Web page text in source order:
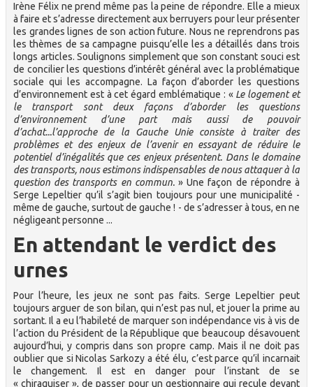
Irène Félix ne prend même pas la peine de répondre. Elle a mieux
à faire et s’adresse directement aux berruyers pour leur présenter
les grandes lignes de son action future. Nous ne reprendrons pas
les thèmes de sa campagne puisqu’elle les a détaillés dans trois
longs articles. Soulignons simplement que son constant souci est
de concilier les questions d’intérêt général avec la problématique
sociale qui les accompagne. La façon d’aborder les questions
d’environnement est à cet égard emblématique : « Le logement et
le transport sont deux façons d’aborder les questions
d’environnement d’une part mais aussi de pouvoir
d’achat...l’approche de la Gauche Unie consiste à traiter des
problèmes et des enjeux de l’avenir en essayant de réduire le
potentiel d’inégalités que ces enjeux présentent. Dans le domaine
des transports, nous estimons indispensables de nous attaquer à la
question des transports en commun.» Une façon de répondre à
Serge Lepeltier qu’il s’agit bien toujours pour une municipalité -
même de gauche, surtout de gauche ! - de s’adresser à tous, en ne
négligeant personne ...
En attendant le verdict des
urnes
Pour l’heure, les jeux ne sont pas faits. Serge Lepeltier peut
toujours arguer de son bilan, qui n’est pas nul, et jouer la prime au
sortant. Il a eu l’habileté de marquer son indépendance vis à vis de
l’action du Président de la République que beaucoup désavouent
aujourd’hui, y compris dans son propre camp. Mais il ne doit pas
oublier que si Nicolas Sarkozy a été élu, c’est parce qu’il incarnait
le changement. Il est en danger pour l’instant de se
« chiraquiser », de passer pour un gestionnaire qui recule devant